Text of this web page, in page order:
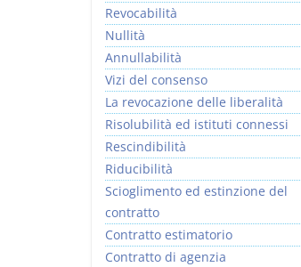
Revocabilità
Nullità
Annullabilità
Vizi del consenso
La revocazione delle liberalità
Risolubilità ed istituti connessi
Rescindibilità
Riducibilità
Scioglimento ed estinzione del
contratto
Contratto estimatorio
Contratto di agenzia